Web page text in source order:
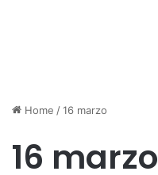
Home /16 marzo
16 marzo